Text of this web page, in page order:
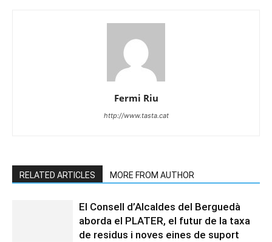
Fermi Riu
http://www.tasta.cat
RELATED ARTICLES MORE FROM AUTHOR
El Consell d’Alcaldes del Berguedà
aborda el PLATER, el futur de la taxa
de residus i noves eines de suport